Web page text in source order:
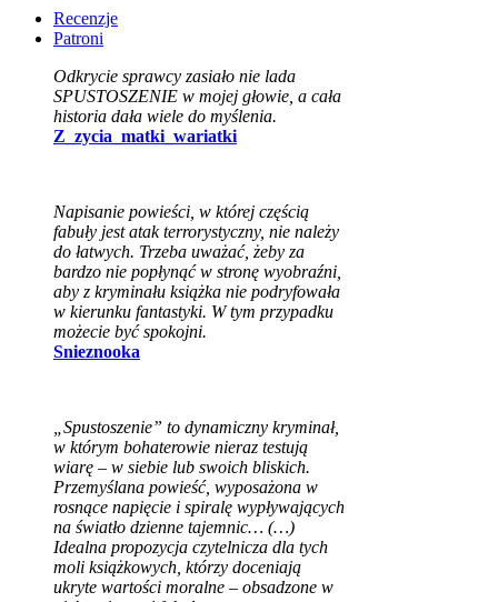
Recenzje
Patroni
Odkrycie sprawcy zasiało nie lada
SPUSTOSZENIE w mojej głowie, a cała
historia dała wiele do myślenia.
Z_zycia_matki_wariatki
Napisanie powieści, w której częścią
fabuły jest atak terrorystyczny, nie należy
do łatwych. Trzeba uważać, żeby za
bardzo nie popłynąć w stronę wyobraźni,
aby z kryminału książka nie podryfowała
w kierunku fantastyki. W tym przypadku
możecie być spokojni.
Snieznooka
„Spustoszenie” to dynamiczny kryminał,
w którym bohaterowie nieraz testują
wiarę – w siebie lub swoich bliskich.
Przemyślana powieść, wyposażona w
rosnące napięcie i spiralę wypływających
na światło dzienne tajemnic… (…)
Idealna propozycja czytelnicza dla tych
moli książkowych, którzy doceniają
ukryte wartości moralne – obsadzone w